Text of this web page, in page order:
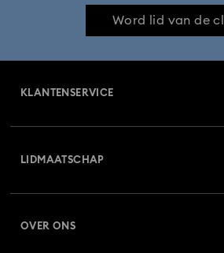
Word lid van de
KLANTENSERVICE
LIDMAATSCHAP
OVER ONS